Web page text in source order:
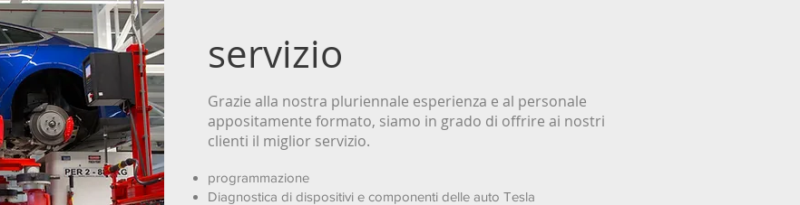
servizio
Grazie alla nostra pluriennale esperienza e al personale
appositamente formato, siamo in grado di offrire ai nostri
clienti il miglior servizio.
programmazione
Diagnostica di dispositivi e componenti delle auto Tesla